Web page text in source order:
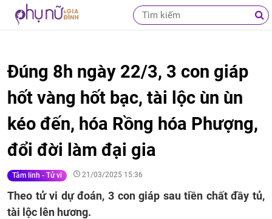
Đúng 8h ngày 22/3, 3 con giáp
hốt vàng hốt bạc, tài lộc ùn ùn
kéo đến, hóa Rồng hóa Phượng,
đổi đời làm đại gia
Tâm linh - Tử vi 21/03/2025 15:36
Theo tử vi dự đoán, 3 con giáp sau tiền chất đầy tủ,
tài lộc lên hương.